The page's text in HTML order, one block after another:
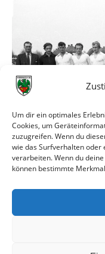
Um dir ein optimales
Cookies, um
zuzugreifen. Wenn du
wie das Surfverhalten oder
verarbeiten. Wenn du
können bestimmte
Wormatias
Gustav
Körner, Hans Klingler,
Walter Ebert, Herbert
Hammer, Alfred